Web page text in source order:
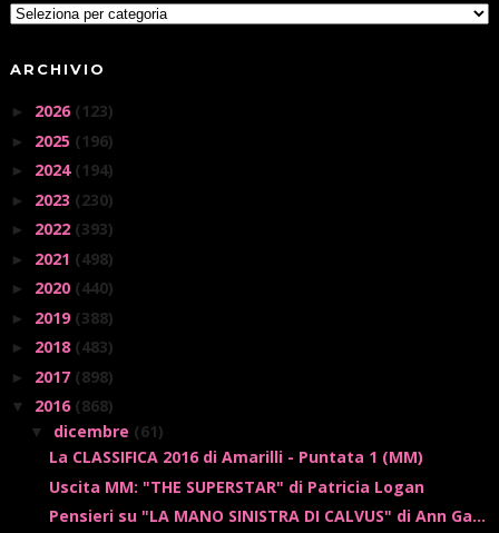
ARCHIVIO
► 2026 (123)
► 2025 (196)
► 2024 (194)
► 2023 (230)
► 2022 (393)
► 2021 (498)
► 2020 (440)
► 2019 (388)
► 2018 (483)
► 2017 (898)
▼ 2016 (868)
▼ dicembre (61)
La CLASSIFICA 2016 di Amarilli - Puntata 1 (MM)
Uscita MM: "THE SUPERSTAR" di Patricia Logan
Pensieri su "LA MANO SINISTRA DI CALVUS" di Ann Ga...